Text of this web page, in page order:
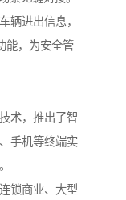
辆进出信息，
能，为安全管
术，推出了智
手机等终端实
锁商业、大型